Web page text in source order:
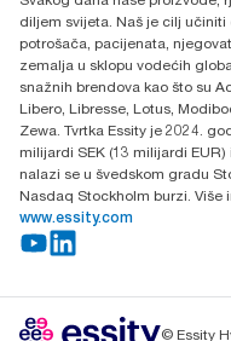
Budakeszi út 51.
diljem svijeta. Naš je cilj
potrošača, pacijenata,
zemalja u sklopu vodećih
snažnih brendova kao što su
Libero, Libresse, Lotus,
Zewa. Tvrtka Essity je 2024.
milijardi SEK (13 milijardi
nalazi se u švedskom gradu
Nasdaq Stockholm burzi. Više
www.essity.com
© Essity